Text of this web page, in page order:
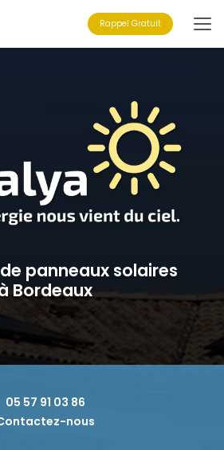
Rappel Gratuit
panneaux solaires
Bordeaux
05 57 91 03 86
nous